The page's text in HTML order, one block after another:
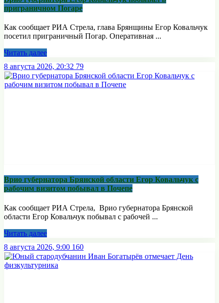
приграничном Погаре
Как сообщает РИА Стрела, глава Брянщины Егор Ковальчук
посетил приграничный Погар. Оперативная ...
Читать далее
8 августа 2026, 20:32 79
Врио губернатора Брянской области Егор Ковальчук с
рабочим визитом побывал в Почепе
Как сообщает РИА Стрела, Врио губернатора Брянской
области Егор Ковальчук побывал с рабочей ...
Читать далее
8 августа 2026, 9:00 160